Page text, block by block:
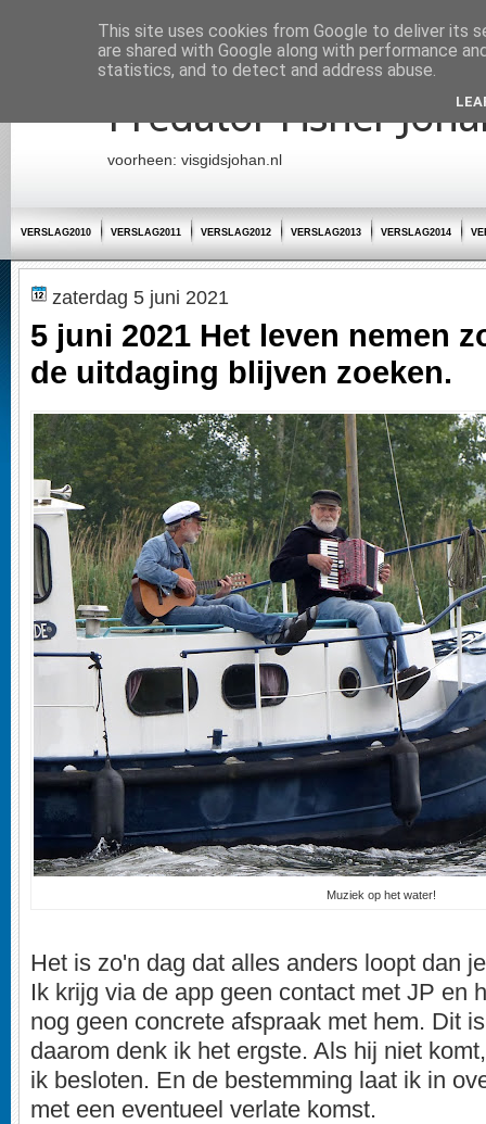
Startpagina
Predator Fisher
voorheen: visgidsjohan.nl
VERSLAG2010 VERSLAG2011 VERSLAG2012 VERSLAG2013 VERSLAG2014
zaterdag 5 juni 2021
5 juni 2021 Het leven nemen
de uitdaging blijven zoeken.
Muziek op het water!
Het is zo'n dag dat alles anders loopt dan
Ik krijg via de app geen contact met JP en
nog geen concrete afspraak met hem. Dit
daarom denk ik het ergste. Als hij niet
ik besloten. En de bestemming laat ik in
met een eventueel verlate komst.
This site uses cookies from Google to deliver its
are shared with Google along with performance
statistics, and to detect and address abuse.